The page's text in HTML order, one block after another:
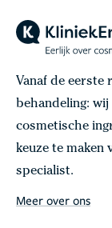
Vanaf de eerste
behandeling:
cosmetische
keuze te maken
specialist.
Meer over ons